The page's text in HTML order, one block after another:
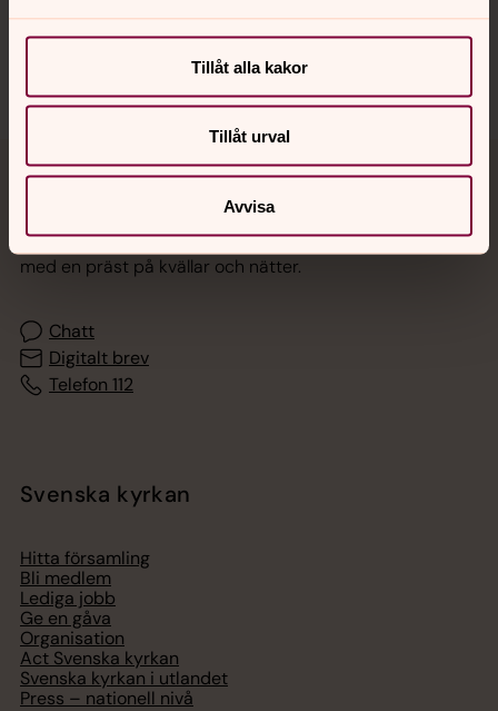
Tillåt alla kakor
Tillåt urval
Avvisa
Sociala kanaler
Akut samtals- och krisstöd. Prata eller chatta anonymt
med en präst på kvällar och nätter.
Chatt
Digitalt brev
Telefon 112
Svenska kyrkan
Hitta församling
Bli medlem
Lediga jobb
Ge en gåva
Organisation
Act Svenska kyrkan
Svenska kyrkan i utlandet
Press – nationell nivå